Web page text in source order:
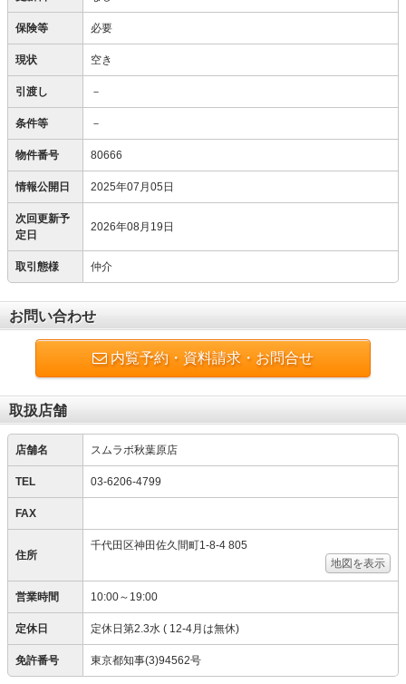
保険等 必要
現状 空き
引渡し －
条件等 －
物件番号 80666
情報公開日 2025年07月05日
次回更新予
定日
2026年08月19日
取引態様 仲介
お問い合わせ
内覧予約・資料請求・お問合せ
取扱店舗
店舗名 スムラボ秋葉原店
TEL 03-6206-4799
FAX
住所
千代田区神田佐久間町1-8-4 805
地図を表示
営業時間 10:00～19:00
定休日 定休日第2.3水 ( 12-4月は無休)
免許番号 東京都知事(3)94562号